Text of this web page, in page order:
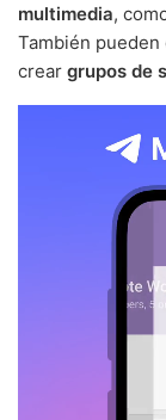
multimedia,
También
crear grupos de